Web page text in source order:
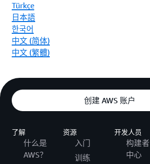
Türkçe
日本語
한국어
中文 (简体)
中文 (繁體)
创建 AWS 账户
了解
什么是
AWS？
资源
入门
训练
开发人员
构建者
中心